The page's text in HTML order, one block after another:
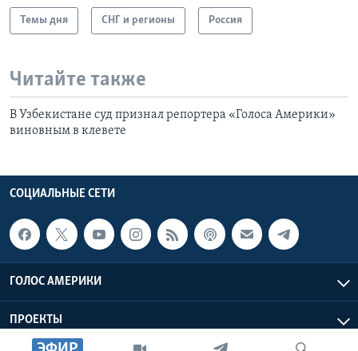
Темы дня СНГ и регионы Россия
Читайте также
В Узбекистане суд признал репортера «Голоса Америки»
виновным в клевете
СОЦИАЛЬНЫЕ СЕТИ
ГОЛОС АМЕРИКИ
ПРОЕКТЫ